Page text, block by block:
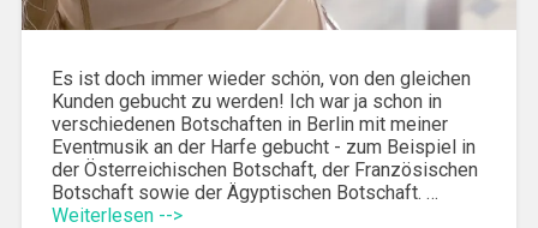
Es ist doch immer wieder schön, von den gleichen
Kunden gebucht zu werden! Ich war ja schon in
verschiedenen Botschaften in Berlin mit meiner
Eventmusik an der Harfe gebucht - zum Beispiel in
der Österreichischen Botschaft, der Französischen
Botschaft sowie der Ägyptischen Botschaft. …
Weiterlesen -->